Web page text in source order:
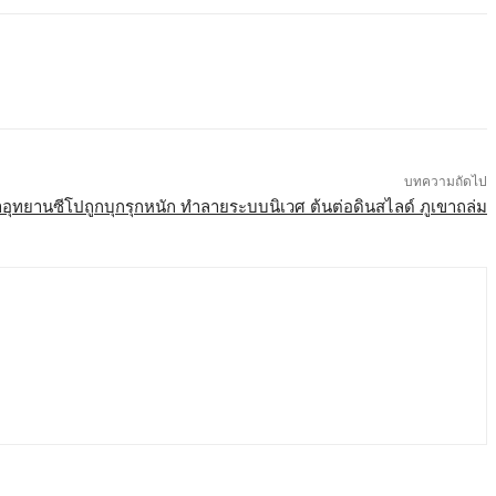
บทความถัดไป
ทยานซีโปถูกบุกรุกหนัก ทำลายระบบนิเวศ ต้นต่อดินสไลด์ ภูเขาถล่ม